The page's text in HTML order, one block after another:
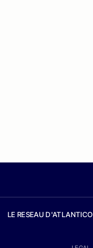
LE RESEAU D'ATLANTICO